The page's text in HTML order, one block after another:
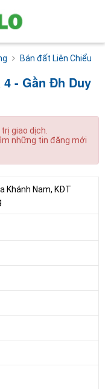
Bán đất Liên Chiểu
- Gần Đh Duy
giao dịch.
những tin đăng mới
Khánh Nam, KĐT